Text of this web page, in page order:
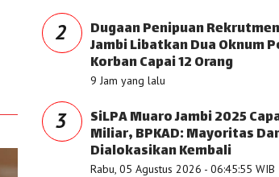
2 Dugaan Penipuan
Jambi Libatkan Dua Oknum
Korban Capai 12 Orang
9 Jam yang lalu
3 SiLPA Muaro Jambi 2025
Miliar, BPKAD: Mayoritas
Dialokasikan Kembali
Rabu, 05 Agustus 2026 - 06:45:55 WIB